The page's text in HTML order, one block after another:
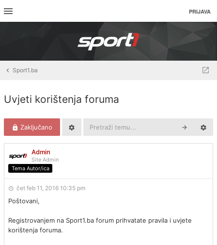
PRIJAVA
Sport1.ba
Uvjeti korištenja foruma
Zaključano
Admin
Site Admin
Tema Autor/ica
čet feb 11, 2016 10:35 pm
Poštovani,
Registrovanjem na Sport1.ba forum prihvatate pravila i uvjete
korištenja foruma.